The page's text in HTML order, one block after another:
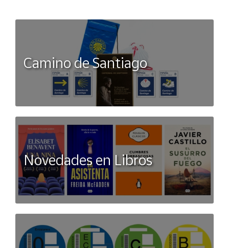
es de la variedadpicualen su mayor proporción y un toque
de arbequina para aportarle un toque diferente a tus platos.
Camino de Santiago
Novedades en Libros